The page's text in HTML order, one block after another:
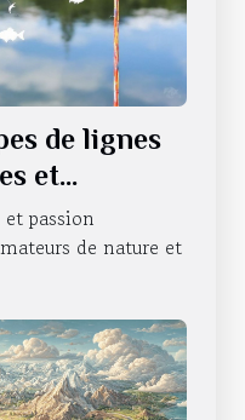
de lignes
et
passion
de nature et